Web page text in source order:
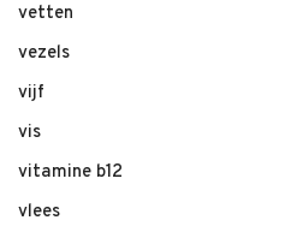
vetten
vezels
vijf
vis
vitamine b12
vlees